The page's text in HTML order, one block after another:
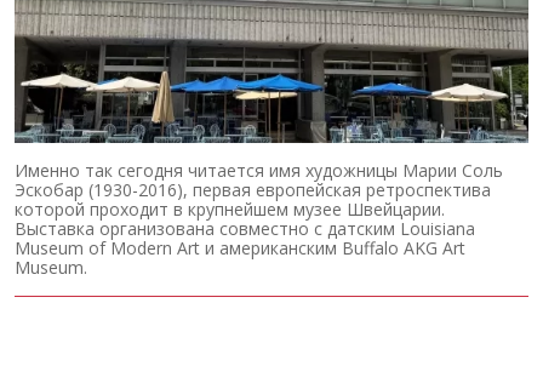
Именно так сегодня читается имя художницы Марии Соль
Эскобар (1930-2016), первая европейская ретроспектива
которой проходит в крупнейшем музее Швейцарии.
Выставка организована совместно с датским Louisiana
Museum of Modern Art и американским Buffalo AKG Art
Museum.